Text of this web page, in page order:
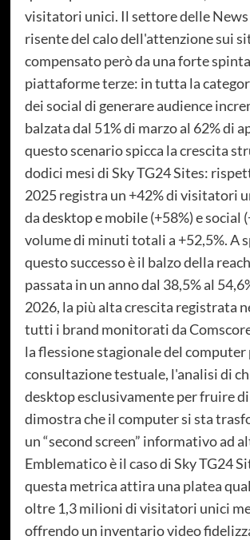
visitatori unici. Il settore delle
risente del calo dell'attenzione sui
compensato però da una forte
piattaforme terze: in tutta la
dei social di generare audience
balzata dal 51% di marzo al 62% di
questo scenario spicca la crescita
dodici mesi di Sky TG24 Sites:
2025 registra un +42% di visitatori
da desktop e mobile (+58%) e social
volume di minuti totali a +52,5%. A
questo successo è il balzo della
passata in un anno dal 38,5% al
2026, la più alta crescita registrata
tutti i brand monitorati da
la flessione stagionale del computer
consultazione testuale, l'analisi di
desktop esclusivamente per fruire
dimostra che il computer si sta
un “second screen” informativo ad
Emblematico è il caso di Sky TG24
questa metrica attira una platea
oltre 1,3 milioni di visitatori unici
offrendo un inventario video